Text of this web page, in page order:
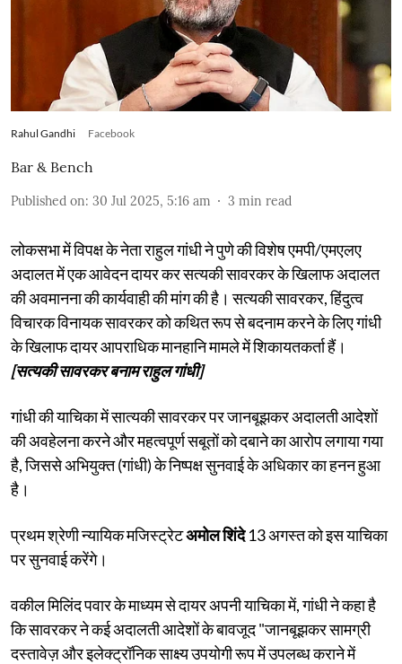
Rahul Gandhi Facebook
Bar & Bench
Published on: 30 Jul 2025, 5:16 am 3 min read
लोकसभा में विपक्ष के नेता राहुल गांधी ने पुणे की विशेष एमपी/एमएलए
अदालत में एक आवेदन दायर कर सत्यकी सावरकर के खिलाफ अदालत
की अवमानना की कार्यवाही की मांग की है। सत्यकी सावरकर, हिंदुत्व
विचारक विनायक सावरकर को कथित रूप से बदनाम करने के लिए गांधी
के खिलाफ दायर आपराधिक मानहानि मामले में शिकायतकर्ता हैं।
[सत्यकी सावरकर बनाम राहुल गांधी]
गांधी की याचिका में सात्यकी सावरकर पर जानबूझकर अदालती आदेशों
की अवहेलना करने और महत्वपूर्ण सबूतों को दबाने का आरोप लगाया गया
है, जिससे अभियुक्त (गांधी) के निष्पक्ष सुनवाई के अधिकार का हनन हुआ
है।
प्रथम श्रेणी न्यायिक मजिस्ट्रेटअमोल शिंदे13 अगस्त को इस याचिका
पर सुनवाई करेंगे।
वकील मिलिंद पवार के माध्यम से दायर अपनी याचिका में, गांधी ने कहा है
कि सावरकर ने कई अदालती आदेशों के बावजूद "जानबूझकर सामग्री
दस्तावेज़ और इलेक्ट्रॉनिक साक्ष्य उपयोगी रूप में उपलब्ध कराने में